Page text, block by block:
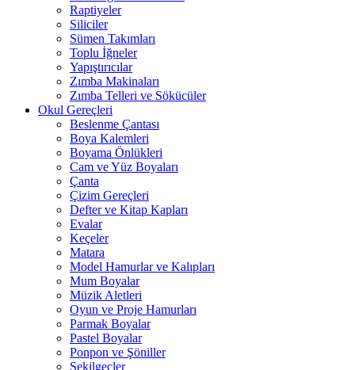
Raptiyeler
Siliciler
Sümen Takımları
Toplu İğneler
Yapıştırıcılar
Zımba Makinaları
Zımba Telleri ve Sökücüler
Okul Gereçleri
Beslenme Çantası
Boya Kalemleri
Boyama Önlükleri
Cam ve Yüz Boyaları
Çanta
Çizim Gereçleri
Defter ve Kitap Kapları
Evalar
Keçeler
Matara
Model Hamurlar ve Kalıpları
Mum Boyalar
Müzik Aletleri
Oyun ve Proje Hamurları
Parmak Boyalar
Pastel Boyalar
Ponpon ve Şöniller
Şekilgeçler